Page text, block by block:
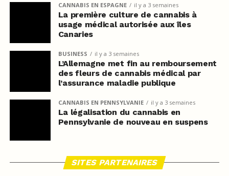
CANNABIS EN ESPAGNE il y a 3 semaines
La première culture de cannabis à
usage médical autorisée aux îles
Canaries
BUSINESS il y a 3 semaines
L’Allemagne met fin au remboursement
des fleurs de cannabis médical par
l’assurance maladie publique
CANNABIS EN PENNSYLVANIE il y a 3 semaines
La légalisation du cannabis en
Pennsylvanie de nouveau en suspens
SITES PARTENAIRES